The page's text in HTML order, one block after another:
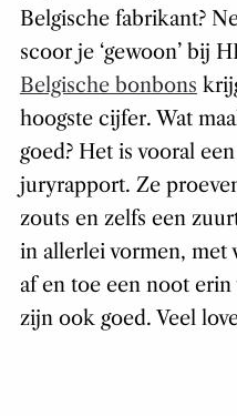
Belgische fabrikant?
scoor je ‘gewoon’ bij
Belgische bonbons
hoogste cijfer. Wat
goed? Het is vooral
juryrapport. Ze
zouts en zelfs een
in allerlei vormen, met
af en toe een noot
zijn ook goed. Veel